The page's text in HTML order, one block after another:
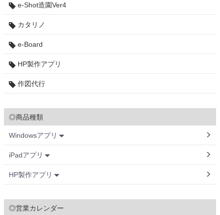
e-Shot造園Ver4
カタリノ
e-Board
HP製作アプリ
作図代行
◎商品種類
Windowsアプリ
iPadアプリ
HP製作アプリ
◎営業カレンダー